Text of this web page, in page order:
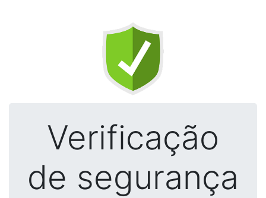
Verificação
de segurança